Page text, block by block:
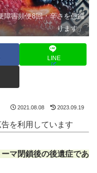
障害頻便8回・辛さを愚痴
ります」
LINE
2021.08.08 2023.09.19
を利用しています
マ閉鎖後の後遺症であ